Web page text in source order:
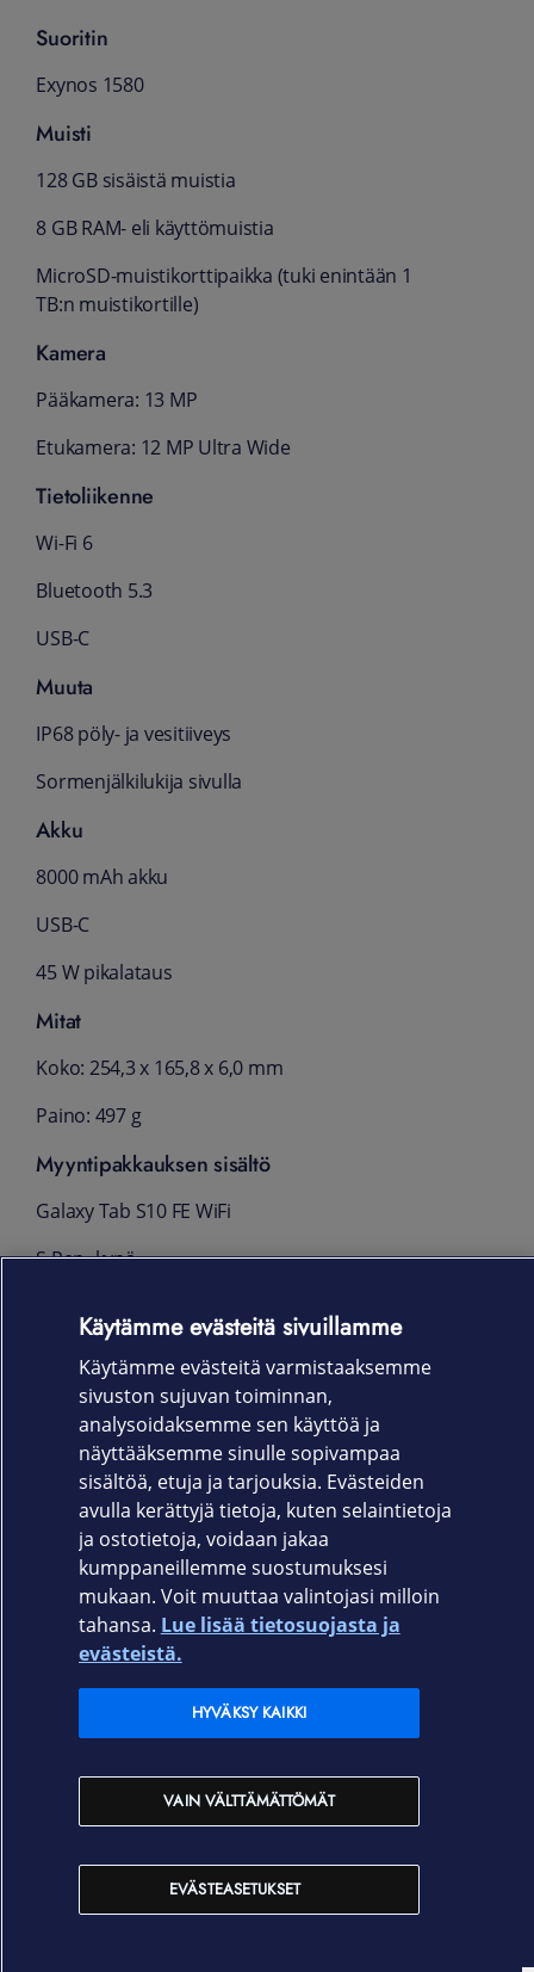
Suoritin
Exynos 1580
Muisti
128 GB sisäistä muistia
8 GB RAM- eli käyttömuistia
MicroSD-muistikorttipaikka (tuki enintään 1
TB:n muistikortille)
Kamera
Pääkamera: 13 MP
Etukamera: 12 MP Ultra Wide
Tietoliikenne
Wi-Fi 6
Bluetooth 5.3
USB-C
Muuta
IP68 pöly- ja vesitiiveys
Sormenjälkilukija sivulla
Akku
8000 mAh akku
USB-C
45 W pikalataus
Mitat
Koko: 254,3 x 165,8 x 6,0 mm
Paino: 497 g
Myyntipakkauksen sisältö
Galaxy Tab S10 FE WiFi
S Pen -kynä
Pika-aloitusopas
Takuu
Valmistajan myöntämä 24 kuukauden takuu
Elisa.fi
Elisa Oyj
Yhteystiedot
Käytämme evästeitä sivuillamme
Käytämme evästeitä varmistaaksemme
sivuston sujuvan toiminnan,
analysoidaksemme sen käyttöä ja
näyttääksemme sinulle sopivampaa
sisältöä, etuja ja tarjouksia. Evästeiden
avulla kerättyjä tietoja, kuten selaintietoja
ja ostotietoja, voidaan jakaa
kumppaneillemme suostumuksesi
mukaan. Voit muuttaa valintojasi milloin
tahansa. Lue lisää tietosuojasta ja
evästeistä.
EVÄSTEASETUKSET
VAIN VÄLTTÄMÄTTÖMÄT
HYVÄKSY KAIKKI